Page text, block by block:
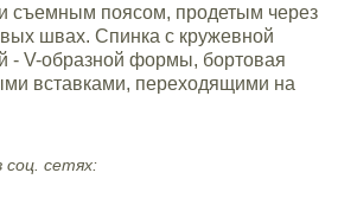
съемным поясом, продетым через
швах. Спинка с кружевной
- V-образной формы, бортовая
вставками, переходящими на
соц. сетях: